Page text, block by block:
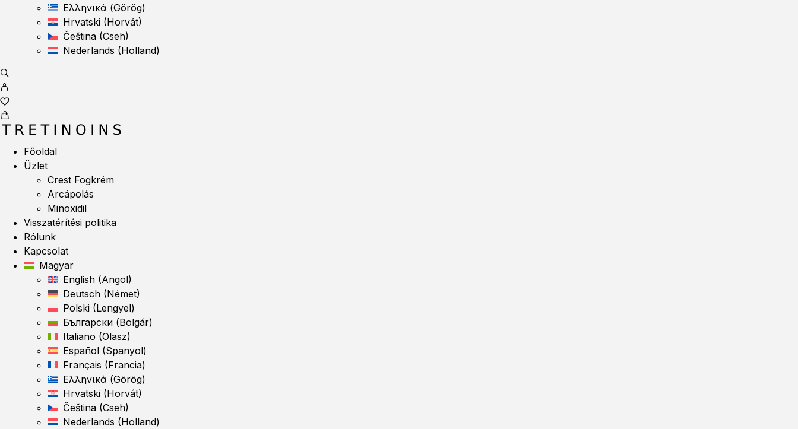
Ελληνικά (Görög)
Hrvatski (Horvát)
Čeština (Cseh)
Nederlands (Holland)
Főoldal
Üzlet
Crest Fogkrém
Arcápolás
Minoxidil
Visszatérítési politika
Rólunk
Kapcsolat
Magyar
English (Angol)
Deutsch (Német)
Polski (Lengyel)
Български (Bolgár)
Italiano (Olasz)
Español (Spanyol)
Français (Francia)
Ελληνικά (Görög)
Hrvatski (Horvát)
Čeština (Cseh)
Nederlands (Holland)